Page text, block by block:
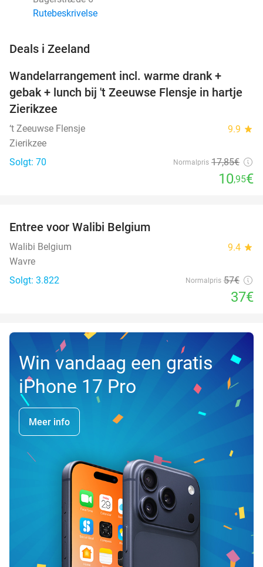
Rutebeskrivelse
Deals i Zeeland
DAG
Wandelarrangement incl. warme drank +
gebak + lunch bij 't Zeeuwse Flensje in hartje
Zierikzee
‘t Zeeuwse Flensje 9.9 star
Zierikzee
Solgt: 70
Normalpris 17,85€
10,95€
Entree voor Walibi Belgium
Walibi Belgium 9.4 star
Wavre
Solgt: 3.822
Normalpris 57€
37€
Win vandaag een gratis
iPhone 17 Pro
Meer info